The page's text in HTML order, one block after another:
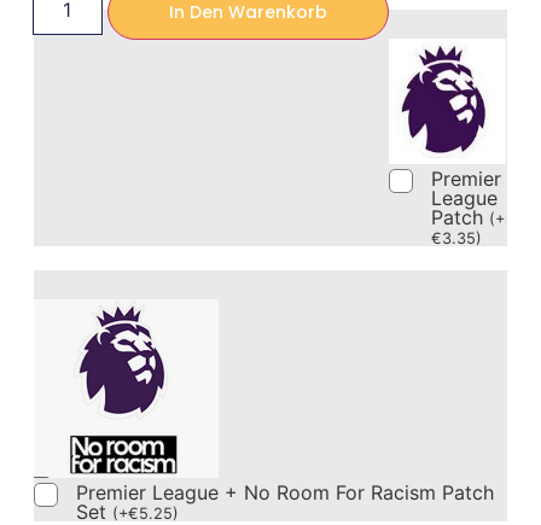
In Den Warenkorb
Premier
League
Patch (+
€3.35)
Premier League + No Room For Racism Patch
Set (+€5.25)